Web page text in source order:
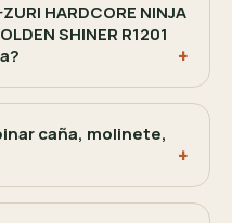
HARDCORE NINJA
SHINER R1201
caña, molinete,